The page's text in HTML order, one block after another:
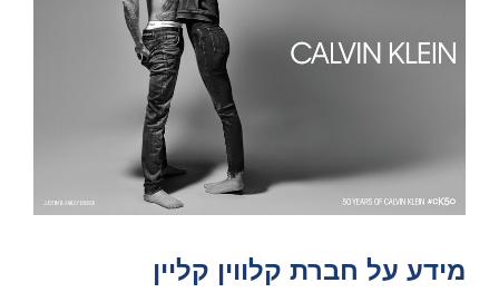
מידע על חברת קלווין קליין